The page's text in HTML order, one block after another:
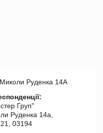
Руденка 14А
Груп"
Руденка 14а,
03194